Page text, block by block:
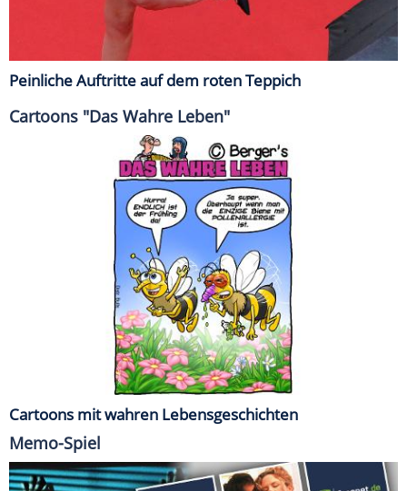
Peinliche Auftritte auf dem roten Teppich
Cartoons "Das Wahre Leben"
Cartoons mit wahren Lebensgeschichten
Memo-Spiel